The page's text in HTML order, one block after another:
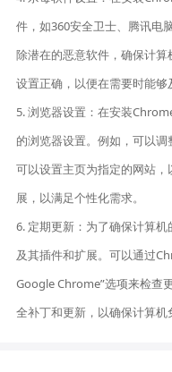
件，如360安全卫士、腾讯电
除潜在的恶意软件，确保计
设置正确，以便在需要时能够
5. 浏览器设置：在安装
的浏览器设置。例如，可以
可以设置主页为指定的网站
展，以满足个性化需求。
6. 定期更新：为了确保计算
及其插件和扩展。可以通过
Google Chrome”选项来检查
全补丁和更新，以确保计算机